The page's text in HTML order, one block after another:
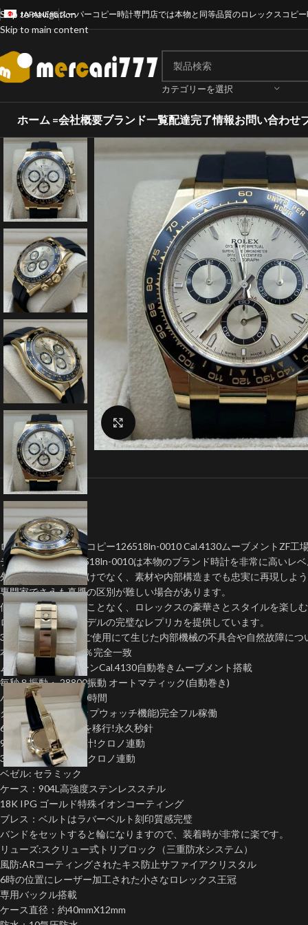
Skip to navigation
Skip to main content
JAPANESEスーパーコピー時計専門店では本物と同等品質のロレックスコピ
カテゴリーを選択
ホーム =会社概要ブランド一覧配達完了情報お問い合わせ
クリックで拡大
ロレックスデイトナコピー126518ln-0010 Cal.4130ムーブメントZF工
デイトナコピー126518ln-0010は本物のブランド時計を非常に高いレ
外見上のデザインだけでなく、素材や内部構造までも忠実に再現しよ
専門家でさえも真贋の区別が難しい場合があります。
個人が大金を費やすことなく、ロレックスの豪華さとスタイルを楽し
ロレックスの人気モデルの完璧なレプリカを提供しています。
3年間の保証正常なご使用にて生じた内部機械の不具合や自然故障に
本物の機能とも100％完全一致
ムーブメント:クローンCal.4130自動巻きムーブメント搭載
毎秒８振動・ 28800振動 オートマティック(自動巻き)
パワーリザーブ約60時間
クロノグラフ(ストップウォッチ機能)完全フル稼働
6時位置にスモセコを移行!永久秒針
9時位置12時間積算計!クロノ連動
3時位置30分積算計!クロノ連動
ベゼル: セラミック
ケース：904L高強度ステンレススチル
18K IPG ゴールド特殊イオンコーティング
ブレス：ベルトはラバーベルト刻印質感完璧
バンドをセットすると輪になりますので、装着時が非常に楽です。
リューズ:スクリュー式トリプロック（三重防水システム）
風防:ARコーティングされたキス防止サファイアクリスタル
6時の位置にレーザー加工された小さなロレックス王冠
専用バックル搭載
ケース直径：約40mmX12mm